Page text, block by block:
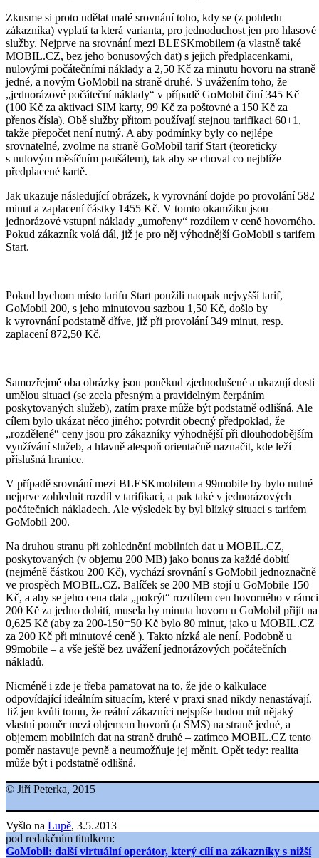
Zkusme si proto udělat malé srovnání toho, kdy se (z pohledu
zákazníka) vyplatí ta která varianta, pro jednoduchost jen pro hlasové
služby. Nejprve na srovnání mezi BLESKmobilem (a vlastně také
MOBIL.CZ, bez jeho bonusových dat) s jejich předplacenkami,
nulovými počátečními náklady a 2,50 Kč za minutu hovoru na straně
jedné, a novým GoMobil na straně druhé. S uvážením toho, že
„jednorázové počáteční náklady“ v případě GoMobil činí 345 Kč
(100 Kč za aktivaci SIM karty, 99 Kč za poštovné a 150 Kč za
přenos čísla). Obě služby přitom používají stejnou tarifikaci 60+1,
takže přepočet není nutný. A aby podmínky byly co nejlépe
srovnatelné, zvolme na straně GoMobil tarif Start (teoreticky
s nulovým měsíčním paušálem), tak aby se choval co nejblíže
předplacené kartě.
Jak ukazuje následující obrázek, k vyrovnání dojde po provolání 582
minut a zaplacení částky 1455 Kč. V tomto okamžiku jsou
jednorázové vstupní náklady „umořeny“ rozdílem v ceně hovorného.
Pokud zákazník volá dál, již je pro něj výhodnější GoMobil s tarifem
Start.
Pokud bychom místo tarifu Start použili naopak nejvyšší tarif,
GoMobil 200, s jeho minutovou sazbou 1,50 Kč, došlo by
k vyrovnání podstatně dříve, již při provolání 349 minut, resp.
zaplacení 872,50 Kč.
Samozřejmě oba obrázky jsou poněkud zjednodušené a ukazují dosti
umělou situaci (se zcela přesným a pravidelným čerpáním
poskytovaných služeb), zatím praxe může být podstatně odlišná. Ale
cílem bylo ukázat něco jiného: potvrdit obecný předpoklad, že
„rozdělené“ ceny jsou pro zákazníky výhodnější při dlouhodobějším
využívání služeb, a hlavně alespoň orientačně naznačit, kde leží
příslušná hranice.
V případě srovnání mezi BLESKmobilem a 99mobile by bylo nutné
nejprve zohlednit rozdíl v tarifikaci, a pak také v jednorázových
počátečních nákladech. Ale výsledek by byl blízký situaci s tarifem
GoMobil 200.
Na druhou stranu při zohlednění mobilních dat u MOBIL.CZ,
poskytovaných (v objemu 200 MB) jako bonus za každé dobití
(nejméně částkou 200 Kč), vychází srovnání s GoMobil jednoznačně
ve prospěch MOBIL.CZ. Balíček se 200 MB stojí u GoMobile 150
Kč, a aby se jeho cena dala „pokrýt“ rozdílem cen hovorného v rámci
200 Kč za jedno dobití, musela by minuta hovoru u GoMobil přijít na
0,625 Kč (aby za 200-150=50 Kč bylo 80 minut, jako u MOBIL.CZ
za 200 Kč při minutové ceně ). Takto nízká ale není. Podobně u
99mobile – a vše ještě bez uvážení jednorázových počátečních
nákladů.
Nicméně i zde je třeba pamatovat na to, že jde o kalkulace
odpovídající ideálním situacím, které v praxi snad nikdy nenastávají.
Již jen kvůli tomu, že reální zákazníci nejspíše budou mít nějaký
vlastní poměr mezi objemem hovorů (a SMS) na straně jedné, a
objemem mobilních dat na straně druhé – zatímco MOBIL.CZ tento
poměr nastavuje pevně a neumožňuje jej měnit. Opět tedy: realita
může být i podstatně odlišná.
© Jiří Peterka, 2015
Vyšlo na Lupě, 3.5.2013
pod redakčním titulkem:
GoMobil: další virtuální operátor, který cílí na zákazníky s nižší